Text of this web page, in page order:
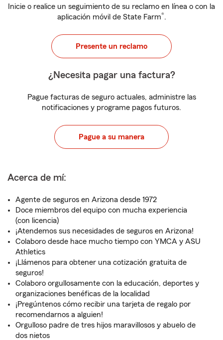
Inicie o realice un seguimiento de su reclamo en línea o con la
aplicación móvil de State Farm®.
Presente un reclamo
¿Necesita pagar una factura?
Pague facturas de seguro actuales, administre las
notificaciones y programe pagos futuros.
Pague a su manera
Acerca de mí:
Agente de seguros en Arizona desde 1972
Doce miembros del equipo con mucha experiencia
(con licencia)
¡Atendemos sus necesidades de seguros en Arizona!
Colaboro desde hace mucho tiempo con YMCA y ASU
Athletics
¡Llámenos para obtener una cotización gratuita de
seguros!
Colaboro orgullosamente con la educación, deportes y
organizaciones benéficas de la localidad
¡Pregúntenos cómo recibir una tarjeta de regalo por
recomendarnos a alguien!
Orgulloso padre de tres hijos maravillosos y abuelo de
dos nietos